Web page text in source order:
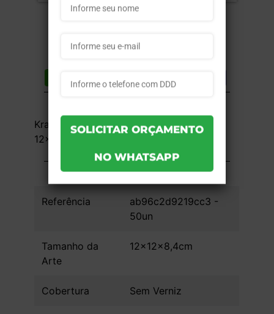
Lista de desejos Compartilhar
Kraft 240g com Tinta Branca - 4x0 -
12x12x8,4cm - Sem Verniz - 50 unid
INFORMAÇÕES DO PRODUTO
Referência
ab96c2d9219cc3 -
50un
Tamanho da
Arte
12x12x8,4cm
Cobertura Sem Verniz